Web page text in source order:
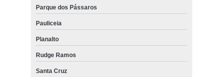
Parque dos Pássaros
Pauliceia
Planalto
Rudge Ramos
Santa Cruz